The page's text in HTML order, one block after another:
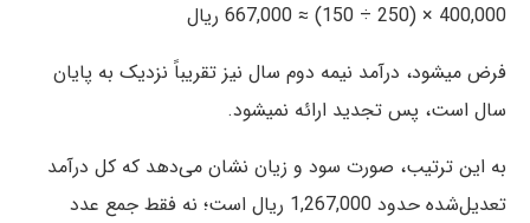
400,000 × (250 ÷ 150) ≈ 667,000 ریال
فرض میشود، درآمد نیمه دوم سال نیز تقریباً نزدیک به پایان
سال است، پس تجدید ارائه نمیشود.
به این ترتیب، صورت سود و زیان نشان می‌دهد که کل درآمد
تعدیل‌شده حدود 1,267,000 ریال است؛ نه فقط جمع عدد